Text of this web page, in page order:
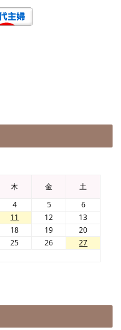
木 金
土
4 5
6
11 12
13
18 19
20
25 26
27